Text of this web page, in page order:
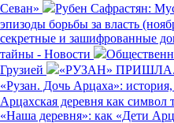
Севан»
Рубен Сафрастян:
эпизоды борьбы за власть
секретные и зашифрованные
тайны - Новости
Грузией
«РУЗАН»
«Рузан. Дочь Арцаха»: история,
Арцахская деревня как
«Наша деревня»: как «Дети